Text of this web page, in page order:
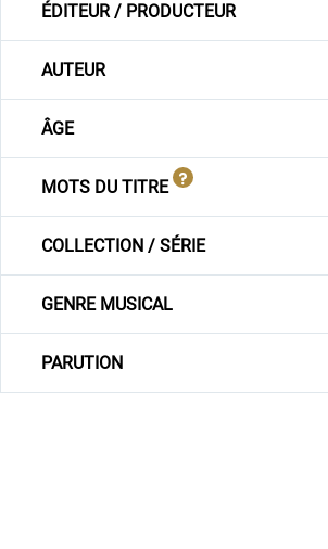
ÉDITEUR / PRODUCTEUR
AUTEUR
ÂGE
MOTS DU TITRE
COLLECTION / SÉRIE
GENRE MUSICAL
PARUTION